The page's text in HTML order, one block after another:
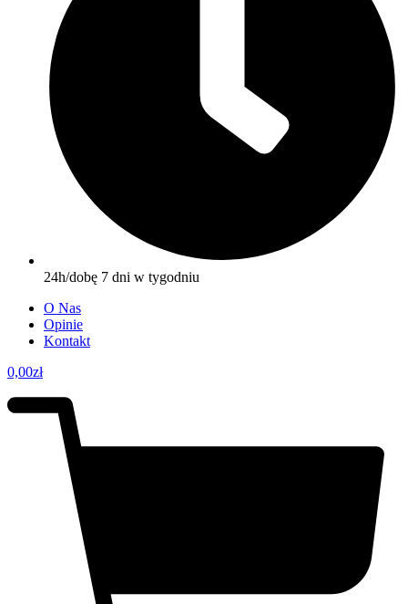
24h/dobę 7 dni w tygodniu
O Nas
Opinie
Kontakt
0,00zł